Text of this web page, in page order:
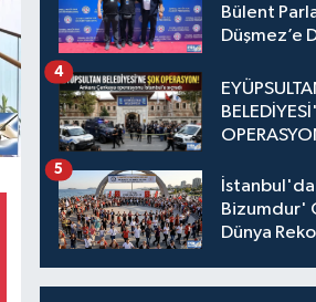
Bülent
Düşmez’e
KALEM
4
Bizumdur'
Dünya
5